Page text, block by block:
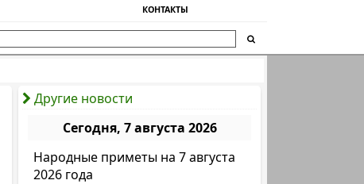
КОНТАКТЫ
Другие новости
Сегодня, 7 августа 2026
Народные приметы на 7 августа
2026 года